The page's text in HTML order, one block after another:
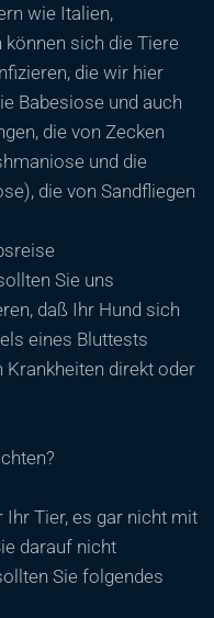
wie Italien,
können sich die Tiere
die wir hier
Babesiose und auch
die von Zecken
und die
die von Sandfliegen
Sie uns
daß Ihr Hund sich
eines Bluttests
Krankheiten direkt oder
Tier, es gar nicht mit
darauf nicht
Sie folgendes